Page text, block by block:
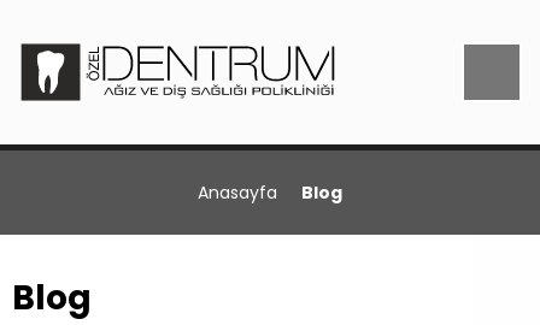
Anasayfa Blog
Blog